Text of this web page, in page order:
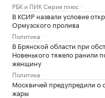
РБК и ПИК Серия плюс
В КСИР назвали условие
Ормузского пролива
Политика
В Брянской области при
Новенького тяжело ранили
женщину
Политика
Москвичей предупредили о
жары